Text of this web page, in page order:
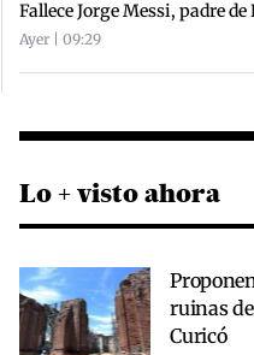
Fallece Jorge Messi, padre
Ayer | 09:29
Lo + visto ahora
ruinas
Curicó